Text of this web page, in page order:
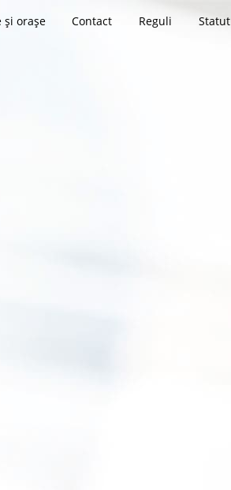
și orașe Contact Reguli Statut